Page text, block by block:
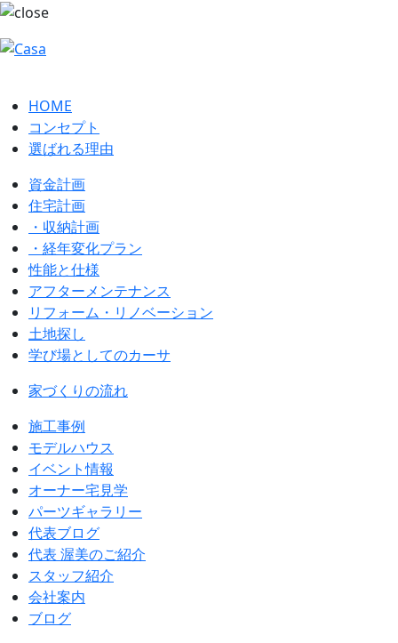
HOME
コンセプト
選ばれる理由
資金計画
住宅計画
・収納計画
・経年変化プラン
性能と仕様
アフターメンテナンス
リフォーム・リノベーション
土地探し
学び場としてのカーサ
家づくりの流れ
施工事例
モデルハウス
イベント情報
オーナー宅見学
パーツギャラリー
代表ブログ
代表 渥美のご紹介
スタッフ紹介
会社案内
ブログ